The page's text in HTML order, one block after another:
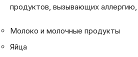
продуктов, вызывающих
Молоко и молочные продукты
Яйца